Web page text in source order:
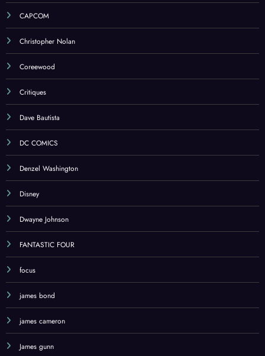
CAPCOM
Christopher Nolan
Coreewood
Critiques
Dave Bautista
DC COMICS
Denzel Washington
Disney
Dwayne Johnson
FANTASTIC FOUR
focus
james bond
james cameron
James gunn